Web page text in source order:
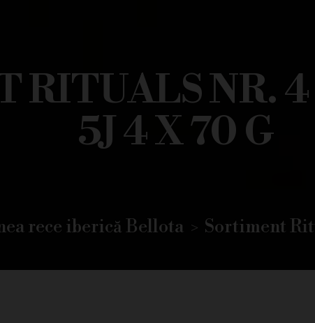
RITUALS NR. 4
5J 4 X 70 G
rece iberică Bellota Sortiment